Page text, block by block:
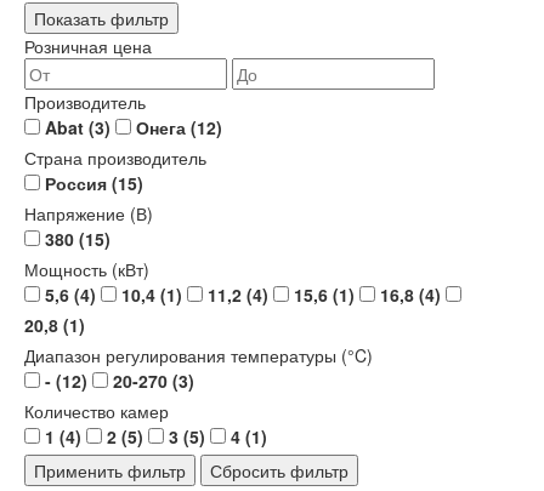
Показать фильтр
Розничная цена
Производитель
Abat (3) Онега (12)
Страна производитель
Россия (15)
Напряжение (В)
380 (15)
Мощность (кВт)
5,6 (4) 10,4 (1) 11,2 (4) 15,6 (1) 16,8 (4)
20,8 (1)
Диапазон регулирования температуры (°C)
- (12) 20-270 (3)
Количество камер
1 (4) 2 (5) 3 (5) 4 (1)